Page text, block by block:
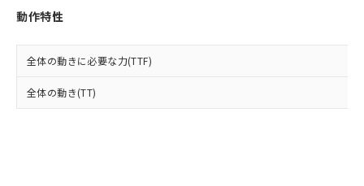
動作特性
全体の動きに必要な力(TTF)
全体の動き(TT)
品・サービスに関するお客様との取
引・商談に必要な範囲で利用すること
※当社の共同利用者とは、
の共同利用に関して"
の「1.共同利
とができます。
EU RoHS指令（10物質）の非含有証明書
51物質の非含有証明書（当社基準）
合意する